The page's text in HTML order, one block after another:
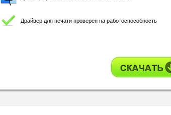
Драйвер для печати проверен на работоспособность